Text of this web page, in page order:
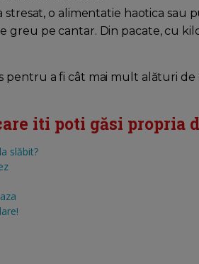
stresat, o alimentatie haotica sau
greu pe cantar. Din pacate, cu
pentru a fi cât mai mult alături de
iti poti găsi propria
slăbit?